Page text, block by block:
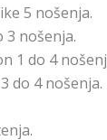
5 nošenja.
3 nošenja.
1 do 4
do 4 nošenja.